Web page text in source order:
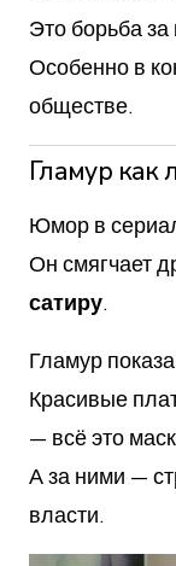
Это борьба
Особенно в
обществе.
Гламур как
Юмор в
Он смягчает
сатиру.
Гламур
Красивые
— всё это
А за ними —
власти.